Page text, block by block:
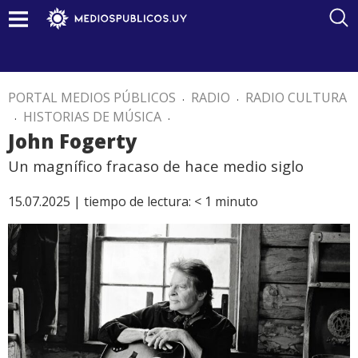
PORTAL MEDIOS PÚBLICOS . RADIO . RADIO CULTURA
. HISTORIAS DE MÚSICA .
John Fogerty
Un magnífico fracaso de hace medio siglo
15.07.2025 | tiempo de lectura: < 1 minuto